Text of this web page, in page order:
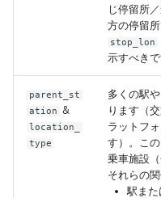
じ停留所
方の停留
stop_lon
示すべきで
parent_st
ation
&
location_
type
多くの駅
ります（
ラットフ
す）。こ
乗車施設
それらの
駅また